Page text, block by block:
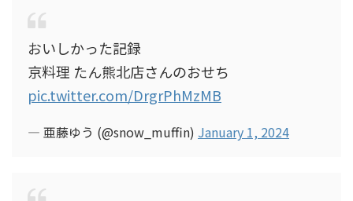
おいしかった記録
京料理 たん熊北店さんのおせち
pic.twitter.com/DrgrPhMzMB
— 亜藤ゆう (@snow_muffin) January 1, 2024